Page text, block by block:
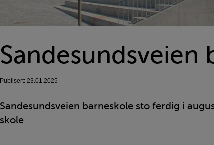
Sandesundsveien
Publisert: 23.01.2025
Sandesundsveien barneskole sto ferdig i
skole